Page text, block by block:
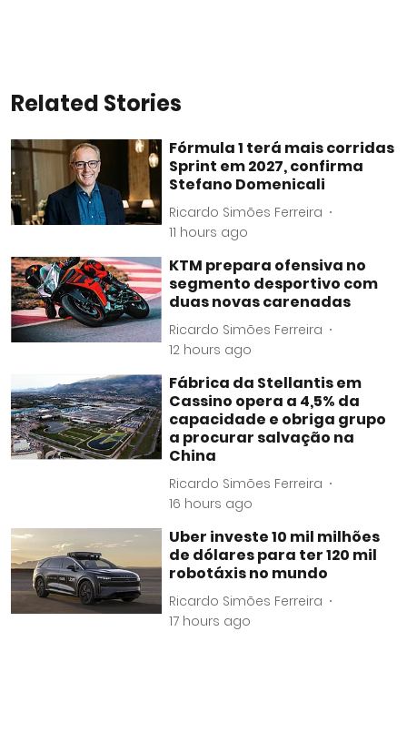
Related Stories
Fórmula 1 terá mais corridas
Sprint em 2027, confirma
Stefano Domenicali
Ricardo Simões Ferreira
11 hours ago
KTM prepara ofensiva no
segmento desportivo com
duas novas carenadas
Ricardo Simões Ferreira
12 hours ago
Fábrica da Stellantis em
Cassino opera a 4,5% da
capacidade e obriga grupo
a procurar salvação na
China
Ricardo Simões Ferreira
16 hours ago
Uber investe 10 mil milhões
de dólares para ter 120 mil
robotáxis no mundo
Ricardo Simões Ferreira
17 hours ago